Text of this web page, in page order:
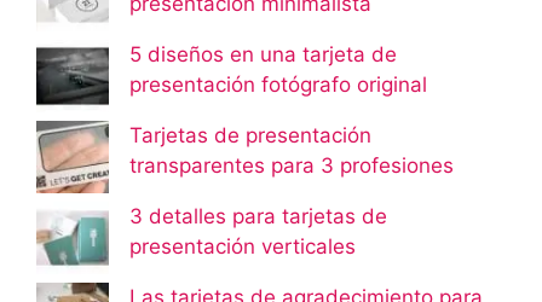
5 diseños en una tarjeta de
presentación fotógrafo original
Tarjetas de presentación
transparentes para 3 profesiones
3 detalles para tarjetas de
presentación verticales